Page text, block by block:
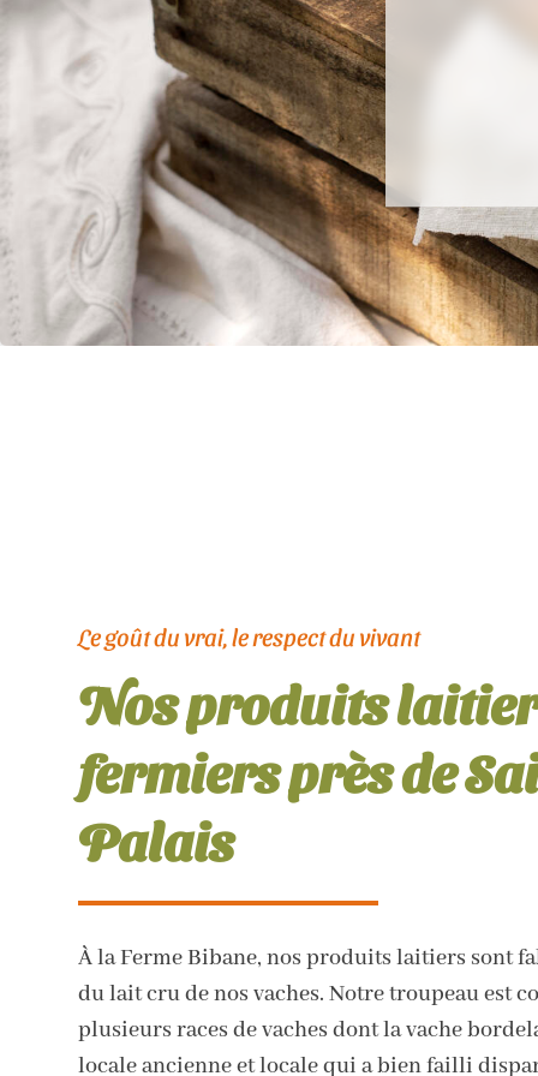
Le goût du vrai, le respect du vivant
Nos produits
fermiers près de
Palais
À la Ferme Bibane, nos produits laitiers sont
du lait cru de nos vaches. Notre troupeau est
plusieurs races de vaches dont la vache
locale ancienne et locale qui a bien failli